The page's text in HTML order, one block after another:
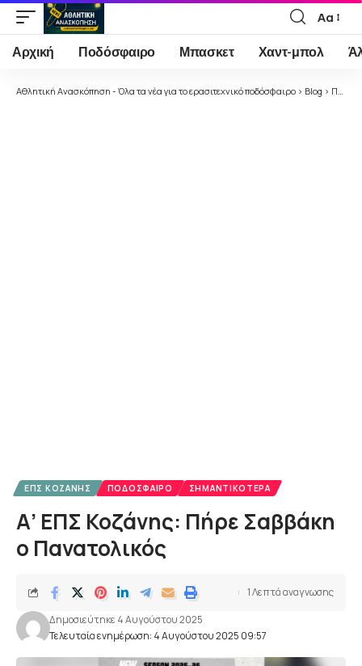
Font
Resizer
Αα
Αρχική Ποδόσφαιρο Μπασκετ Χαντ-μπολ
Αθλητική Ανασκόπηση - Όλα τα νέα για το ερασιτεχνικό ποδόσφαιρο > Blog > Ποδόσφαιρο
ΕΠΣ ΚΟΖΆΝΗΣ ΠΟΔΌΣΦΑΙΡΟ ΣΗΜΑΝΤΙΚΌΤΕΡΑ
Α’ ΕΠΣ Κοζάνης: Πήρε Σαββάκη
ο Πανατολικός
Τελευταία ενημέρωση: 4 Αυγούστου 2025 09:57
Δημοσιεύτηκε 4 Αυγούστου 2025
1 Λεπτά αναγνωσης